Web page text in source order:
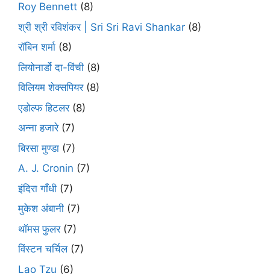
Roy Bennett (8)
श्री श्री रविशंकर | Sri Sri Ravi Shankar (8)
रॉबिन शर्मा (8)
लियोनार्डो दा-विंची (8)
विलियम शेक्सपियर(8)
एडोल्फ हिटलर(8)
अन्ना हजारे(7)
बिरसा मुण्डा (7)
A. J. Cronin (7)
इंदिरा गाँधी (7)
मुकेश अंबानी (7)
थॉमस फुलर(7)
विंस्टन चर्चिल(7)
Lao Tzu (6)